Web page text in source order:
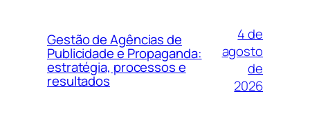
Gestão de Agências de
Publicidade e Propaganda:
estratégia, processos e
resultados
4 de
agosto
de
2026